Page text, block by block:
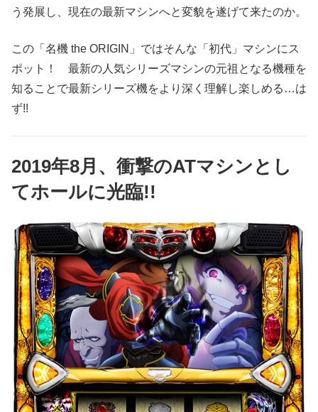
う発展し、現在の最新マシンへと変貌を遂げて来たのか。
この「名機 the ORIGIN」ではそんな「初代」マシンにス
ポット！ 最新の人気シリーズマシンの元祖となる機種を
知ることで最新シリーズ機をより深く理解し楽しめる…は
ず!!
2019年8月、衝撃のATマシンとし
てホールに光臨!!